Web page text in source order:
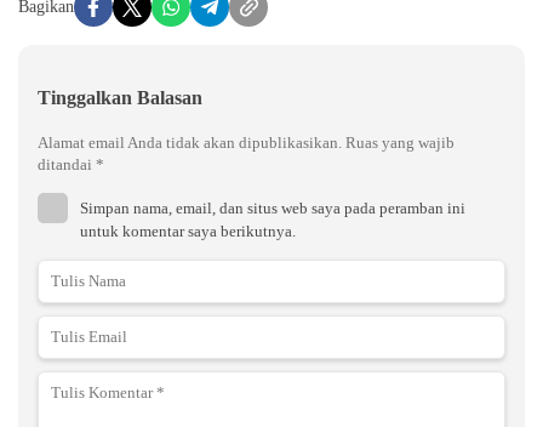
Bagikan
Tinggalkan Balasan
Alamat email Anda tidak akan dipublikasikan. Ruas yang wajib
ditandai *
Simpan nama, email, dan situs web saya pada peramban ini
untuk komentar saya berikutnya.